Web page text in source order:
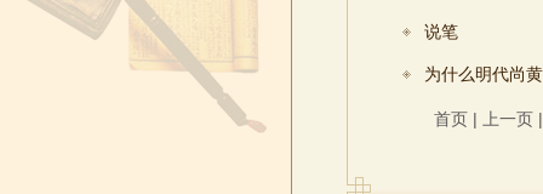
说笔
为什么明代尚
首页 | 上一页